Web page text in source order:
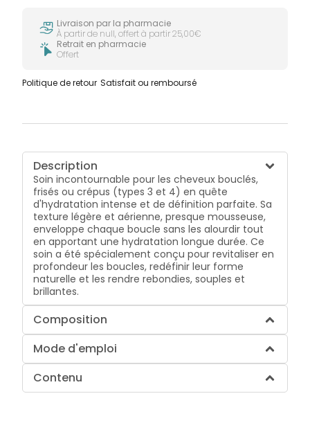
Livraison par la pharmacie
À partir de null, offert à partir 25,00€
Retrait en pharmacie
Offert
Politique de retour Satisfait ou remboursé
Description
Soin incontournable pour les cheveux bouclés,
frisés ou crépus (types 3 et 4) en quête
d'hydratation intense et de définition parfaite. Sa
texture légère et aérienne, presque mousseuse,
enveloppe chaque boucle sans les alourdir tout
en apportant une hydratation longue durée. Ce
soin a été spécialement conçu pour revitaliser en
profondeur les boucles, redéfinir leur forme
naturelle et les rendre rebondies, souples et
brillantes.
Composition
Mode d'emploi
Contenu